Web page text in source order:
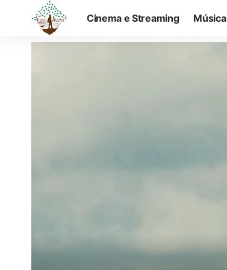
Cinema e Streaming Música